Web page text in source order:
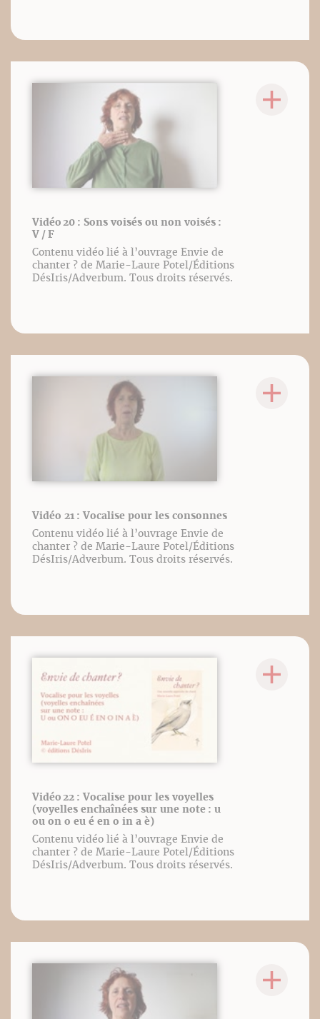
Vidéo 20 : Sons voisés ou non voisés :
V / F
Contenu vidéo lié à l’ouvrage Envie de
chanter ? de Marie-Laure Potel/Éditions
DésIris/Adverbum. Tous droits réservés.
Vidéo 21 : Vocalise pour les consonnes
Contenu vidéo lié à l’ouvrage Envie de
chanter ? de Marie-Laure Potel/Éditions
DésIris/Adverbum. Tous droits réservés.
Vidéo 22 : Vocalise pour les voyelles
(voyelles enchaînées sur une note : u
ou on o eu é en o in a è)
Contenu vidéo lié à l’ouvrage Envie de
chanter ? de Marie-Laure Potel/Éditions
DésIris/Adverbum. Tous droits réservés.